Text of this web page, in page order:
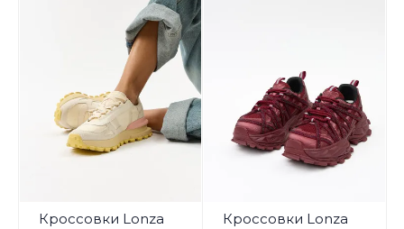
Кроссовки Lonza
Кроссовки Lonza